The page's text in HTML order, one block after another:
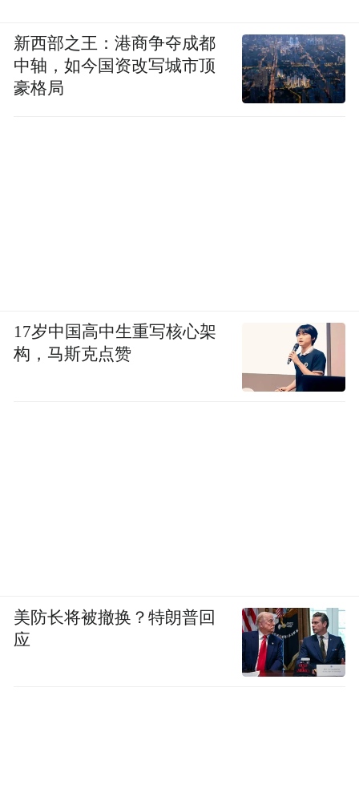
新西部之王：港商争夺成都
中轴，如今国资改写城市顶
豪格局
17岁中国高中生重写核心架
构，马斯克点赞
美防长将被撤换？特朗普回
应